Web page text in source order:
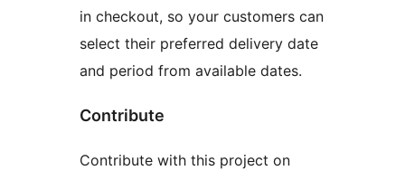
in checkout, so your customers can
select their preferred delivery date
and period from available dates.
Contribute
Contribute with this project on